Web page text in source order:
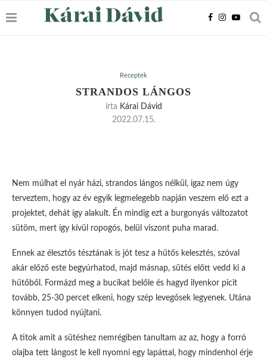
Receptek
STRANDOS LÁNGOS
írta Kárai Dávid
2022.07.15.
Nem múlhat el nyár házi, strandos lángos nélkül, igaz nem úgy
terveztem, hogy az év egyik legmelegebb napján veszem elő ezt a
projektet, dehát így alakult. Én mindig ezt a burgonyás változatot
sütöm, mert így kívül ropogós, belül viszont puha marad.
Ennek az élesztős tésztának is jót tesz a hűtős kelesztés, szóval
akár előző este begyúrhatod, majd másnap, sütés előtt vedd ki a
hűtőből. Formázd meg a bucikat belőle és hagyd ilyenkor picit
tovább, 25-30 percet elkeni, hogy szép levegősek legyenek. Utána
könnyen tudod nyújtani.
A titok amit a sütéshez nemrégiben tanultam az az, hogy a forró
olajba tett lángost le kell nyomni egy lapáttal, hogy mindenhol érje